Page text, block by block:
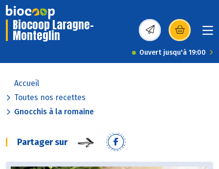
Biocoop Laragne-
Monteglin (s’ouvre dans une
Ouvert jusqu'à 19:00
Accueil
Toutes nos recettes
Gnocchis à la romaine
Partager sur